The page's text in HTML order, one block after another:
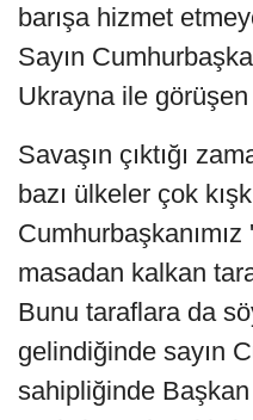
barışa hizmet
Sayın
Ukrayna ile
Savaşın çıktığı
bazı ülkeler çok
masadan kalkan
Bunu taraflara da
gelindiğinde sayın
sahipliğinde